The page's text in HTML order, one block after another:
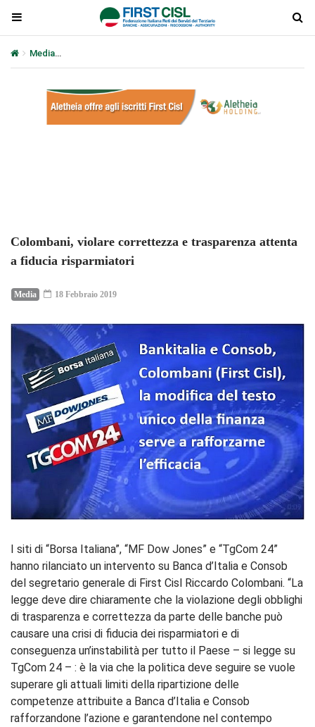
Media
Colombani, violare correttezza e trasparenza attenta
a fiducia risparmiatori
Media 18 Febbraio 2019
I siti di “Borsa Italiana”, “MF Dow Jones” e “TgCom 24”
hanno rilanciato un intervento su Banca d’Italia e Consob
del segretario generale di First Cisl Riccardo Colombani. “La
legge deve dire chiaramente che la violazione degli obblighi
di trasparenza e correttezza da parte delle banche può
causare una crisi di fiducia dei risparmiatori e di
conseguenza un’instabilità per tutto il Paese – si legge su
TgCom 24 – : è la via che la politica deve seguire se vuole
superare gli attuali limiti della ripartizione delle
competenze attribuite a Banca d’Italia e Consob
rafforzandone l’azione e garantendone nel contempo